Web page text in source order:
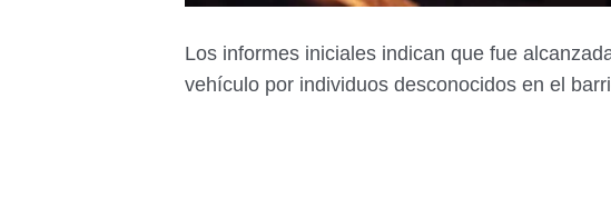
Los informes iniciales indican que fue
vehículo por individuos desconocidos en el